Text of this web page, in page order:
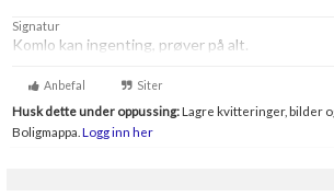
Signatur
Komlo kan ingenting, prøver på alt.
Anbefal Siter
Husk dette under oppussing:Lagre kvitteringer, bilder
Boligmappa. Logg inn her